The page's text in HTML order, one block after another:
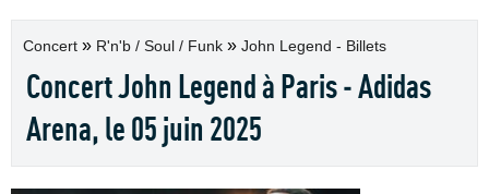
Concert » R'n'b / Soul / Funk » John Legend - Billets
Concert John Legend à Paris - Adidas
Arena, le 05 juin 2025